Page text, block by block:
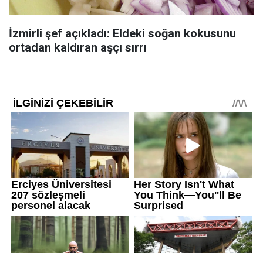
İzmirli şef açıkladı: Eldeki soğan kokusunu
ortadan kaldıran aşçı sırrı